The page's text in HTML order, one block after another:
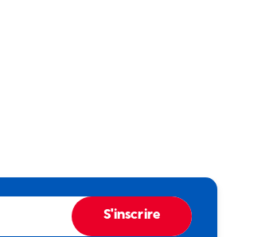
S'inscrire